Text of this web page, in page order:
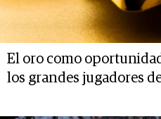
El oro como
los grandes jugadores